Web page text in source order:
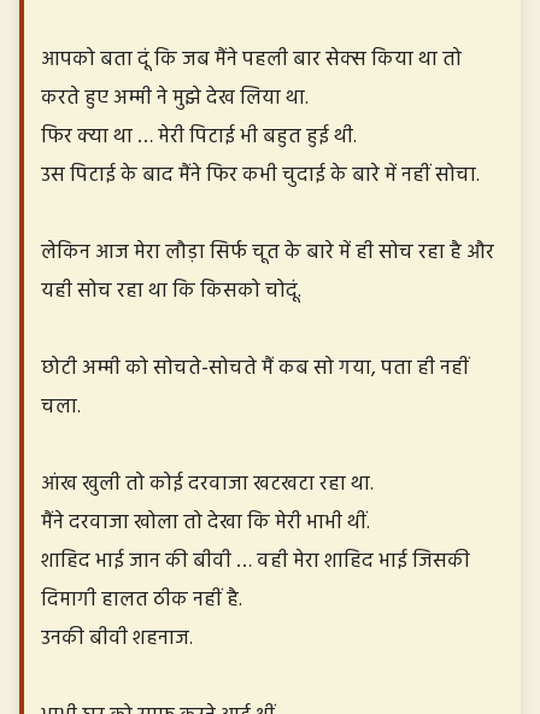
आपको बता दूं कि जब मैंने पहली बार सेक्स किया था तो
करते हुए अम्मी ने मुझे देख लिया था.
फिर क्या था … मेरी पिटाई भी बहुत हुई थी.
उस पिटाई के बाद मैंने फिर कभी चुदाई के बारे में नहीं सोचा.
लेकिन आज मेरा लौड़ा सिर्फ चूत के बारे में ही सोच रहा है और
यही सोच रहा था कि किसको चोदूं.
छोटी अम्मी को सोचते-सोचते मैं कब सो गया, पता ही नहीं
चला.
आंख खुली तो कोई दरवाजा खटखटा रहा था.
मैंने दरवाजा खोला तो देखा कि मेरी भाभी थीं.
शाहिद भाई जान की बीवी … वही मेरा शाहिद भाई जिसकी
दिमागी हालत ठीक नहीं है.
उनकी बीवी शहनाज.